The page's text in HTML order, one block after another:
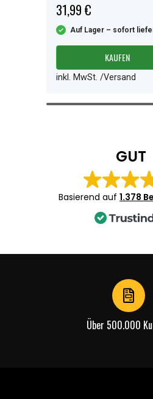
31,99 €
Auf Lager – sofort
KAUFEN
inkl. MwSt. /Versand
Item
GUT
Basierend auf 1.378
Über 500.000